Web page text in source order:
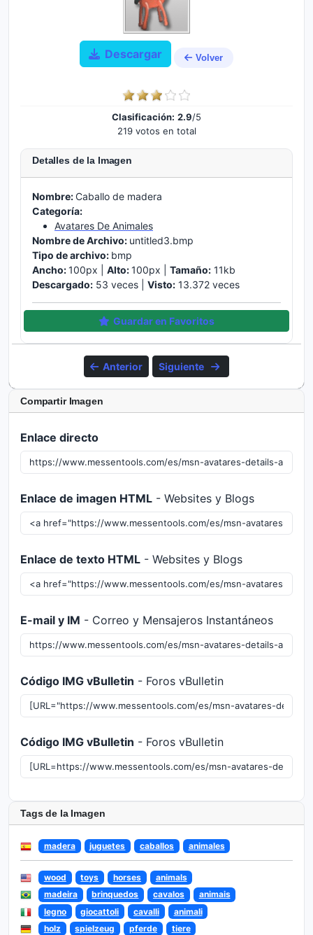
Descargar Volver
Clasificación: 2.9/5
219 votos en total
Detalles de la Imagen
Nombre:Caballo de madera
Categoría:
Avatares De Animales
Nombre de Archivo: untitled3.bmp
Tipo de archivo: bmp
Ancho:100px | Alto:100px | Tamaño: 11kb
Descargado: 53 veces | Visto: 13.372 veces
Guardar en Favoritos
Anterior Siguiente
Compartir Imagen
Enlace directo
Enlace de imagen HTML - Websites y Blogs
Enlace de texto HTML - Websites y Blogs
E-mail y IM - Correo y Mensajeros Instantáneos
Código IMG vBulletin - Foros vBulletin
Código IMG vBulletin - Foros vBulletin
Tags de la Imagen
madera juguetes caballos animales
wood toys horses
animals
madeira
brinquedos cavalos
animais
legno
giocattoli cavalli
animali
holz
spielzeug pferde
tiere